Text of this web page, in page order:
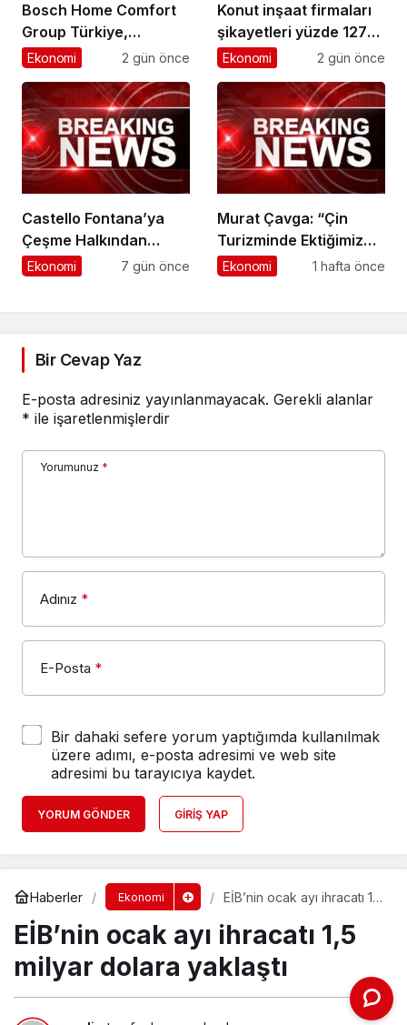
Bosch Home Comfort
Group Türkiye,
Konsept İş Ortağı
Standartlarında Yeni
Bir Dönem Başlatıyor
Ekonomi 2 gün önce
Konut inşaat firmaları
şikayetleri yüzde 127
arttı
Ekonomi 2 gün önce
Castello Fontana’ya
Çeşme Halkından
Güçlü Destek
Ekonomi 7 gün önce
Murat Çavga: “Çin
Turizminde Ektiğimiz
Tohumlar Filiz Vermeye
Ekonomi 1 hafta önce
Bir Cevap Yaz
E-posta adresiniz yayınlanmayacak. Gerekli alanlar
* ile işaretlenmişlerdir
Yorumunuz *
Adınız *
E-Posta *
Bir dahaki sefere yorum yaptığımda kullanılmak
üzere adımı, e-posta adresimi ve web site
adresimi bu tarayıcıya kaydet.
YORUM GÖNDER GIRIŞ YAP
Haberler Ekonomi
EİB’nin ocak ayı ihracatı 1,5
EİB’nin ocak ayı ihracatı 1,5
milyar dolara yaklaştı